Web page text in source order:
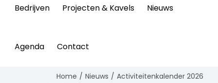
Bedrijven Projecten & Kavels Nieuws
Agenda Contact
Home Nieuws Activiteitenkalender 2026